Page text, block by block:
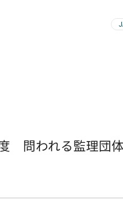
問われる監理団